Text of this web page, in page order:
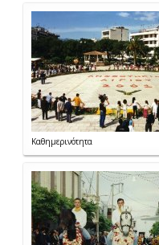
Καθημερινότητα